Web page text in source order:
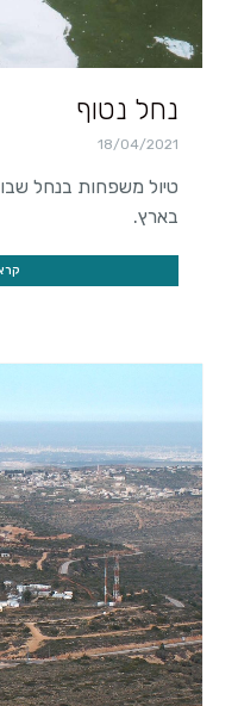
נחל נטוף
18/04/2021
טיול משפחות בנחל שבו
בארץ.